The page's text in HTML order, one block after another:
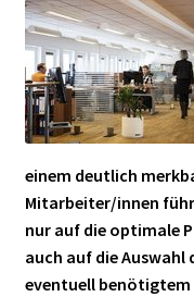
einem deutlich
Mitarbeiter/innen
nur auf die optimale
auch auf die
eventuell benötigtem